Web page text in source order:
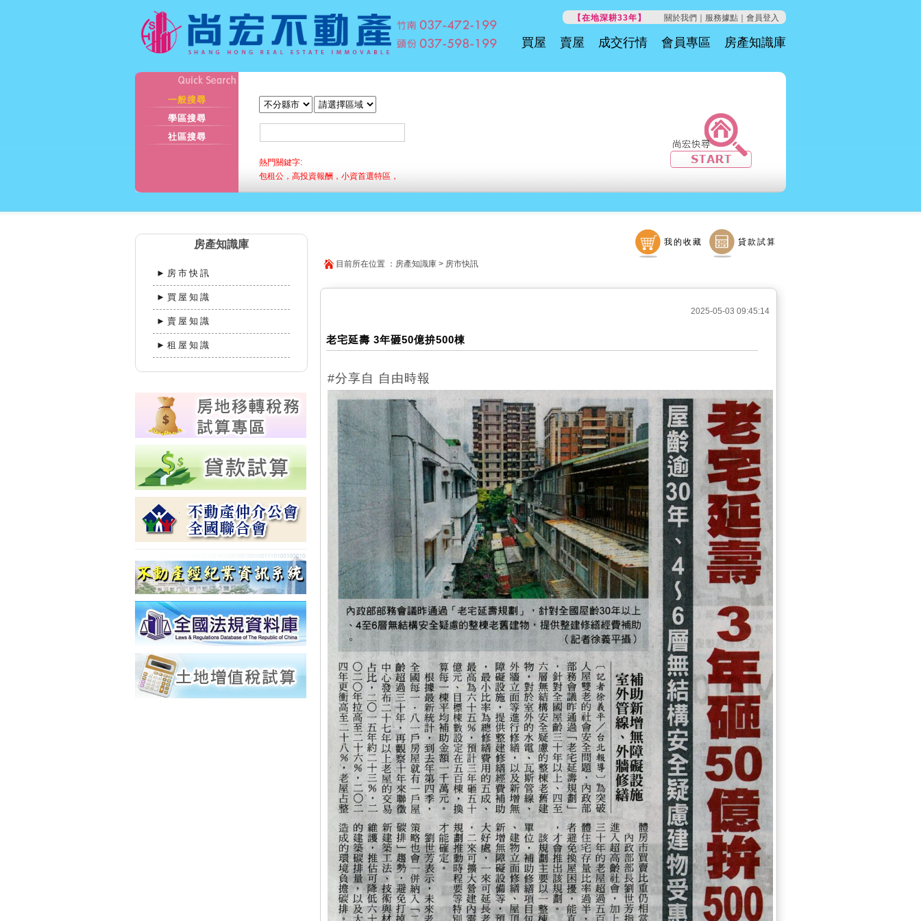
【在地深耕33年】 關於我們｜ 服務據點｜ 會員登入
買屋 賣屋 成交行情 會員專區 房產知識庫
一般搜尋
學區搜尋
社區搜尋
熱門關鍵字:
包租公，高投資報酬，小資首選特區，
房產知識庫
►房市快訊
►買屋知識
►賣屋知識
►租屋知識
我的收藏 貸款試算
目前所在位置 ：房產知識庫 > 房市快訊
2025-05-03 09:45:14
老宅延壽 3年砸50億拚500棟
#分享自 自由時報